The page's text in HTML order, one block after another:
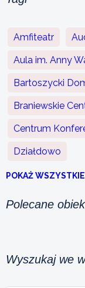
Amfiteatr
Aula im. Anny
Bartoszycki
Braniewskie
Centrum
Działdowo
POKAŻ WSZYSTKIE
Polecane
Wyszukaj we